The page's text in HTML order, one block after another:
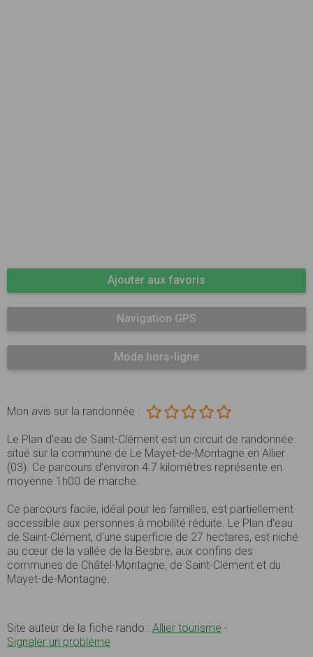
Ajouter aux favoris
Navigation GPS
Mode hors-ligne
Mon avis sur la randonnée :
Le Plan d'eau de Saint-Clément est un circuit de randonnée
situé sur la commune de Le Mayet-de-Montagne en Allier
(03). Ce parcours d’environ 4.7 kilomètres représente en
moyenne 1h00 de marche.
Ce parcours facile, idéal pour les familles, est partiellement
accessible aux personnes à mobilité réduite. Le Plan d'eau
de Saint-Clément, d'une superficie de 27 hectares, est niché
au cœur de la vallée de la Besbre, aux confins des
communes de Châtel-Montagne, de Saint-Clément et du
Mayet-de-Montagne.
Site auteur de la fiche rando : Allier tourisme -
Signaler un problème